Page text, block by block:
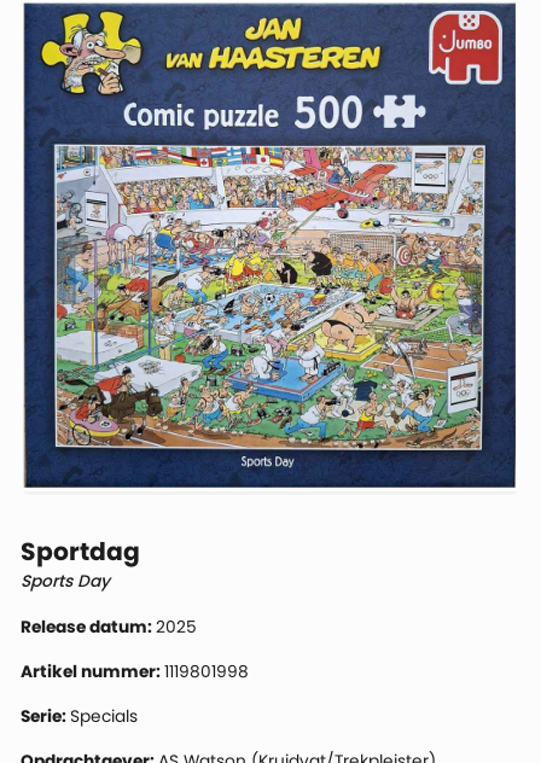
Sportdag
Sports Day
Release datum:2025
Artikel nummer:1119801998
Serie: Specials